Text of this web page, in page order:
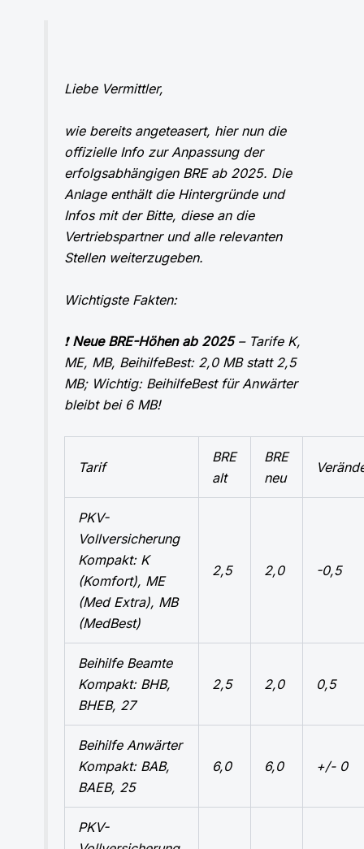
Liebe Vermittler,
wie bereits angeteasert, hier nun die
offizielle Info zur Anpassung der
erfolgsabhängigen BRE ab 2025. Die
Anlage enthält die Hintergründe und
Infos mit der Bitte, diese an die
Vertriebspartner und alle relevanten
Stellen weiterzugeben.
Wichtigste Fakten:
❗ Neue BRE-Höhen ab 2025– Tarife K,
ME, MB, BeihilfeBest: 2,0 MB statt 2,5
MB; Wichtig: BeihilfeBest für Anwärter
bleibt bei 6 MB!
Tarif
BRE
alt
BRE
neu
PKV-
Vollversicherung
Kompakt: K
(Komfort), ME
(Med Extra), MB
(MedBest)
2,5 2,0 -0,5
Beihilfe Beamte
Kompakt: BHB,
BHEB, 27
2,5 2,0 0,5
Beihilfe Anwärter
Kompakt: BAB,
BAEB, 25
6,0 6,0 +/- 0
PKV-